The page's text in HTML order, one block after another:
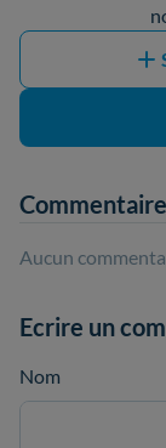
Aucun
Ecrire un
Nom